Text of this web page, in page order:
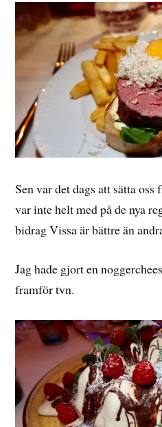
Sen var det dags att sätta
var inte helt med på de nya
bidrag Vissa är bättre än
Jag hade gjort en
framför tvn.